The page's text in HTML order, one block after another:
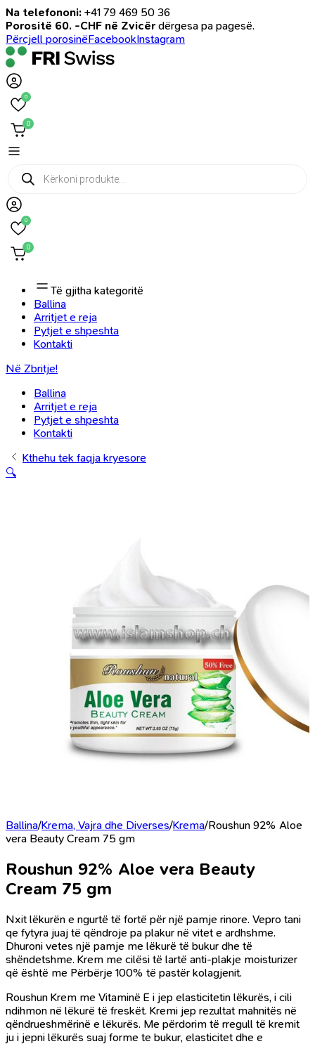
Na telefononi: +41 79 469 50 36
Porositë 60. -CHF në Zvicër dërgesa pa pagesë.
Përcjell porosinëFacebookInstagram
0
0
Products
search
0
0
Të gjitha kategoritë
Ballina
Arritjet e reja
Pytjet e shpeshta
Kontakti
Në Zbritje!
Ballina
Arritjet e reja
Pytjet e shpeshta
Kontakti
Kthehu tek faqja kryesore
🔍
Ballina/Krema, Vajra dhe Diverses/Krema/Roushun 92% Aloe
vera Beauty Cream 75 gm
Roushun 92% Aloe vera Beauty
Cream 75 gm
Nxit lëkurën e ngurtë të fortë për një pamje rinore. Vepro tani
qe fytyra juaj të qëndroje pa plakur në vitet e ardhshme.
Dhuroni vetes një pamje me lëkurë të bukur dhe të
shëndetshme. Krem me cilësi të lartë anti-plakje moisturizer
që është me Përbërje 100% të pastër kolagjenit.
Roushun Krem me Vitaminë E i jep elasticitetin lëkurës, i cili
ndihmon në lëkurë të freskët. Kremi jep rezultat mahnitës në
qëndrueshmërinë e lëkurës. Me përdorim të rregull të kremit
ju i jepni lëkurës suaj forme te bukur, elasticitet dhe e